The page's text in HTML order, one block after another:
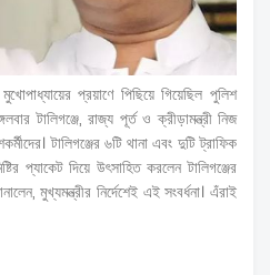
প্রয়াণে পিছিয়ে গিয়েছিল পুলিশ
টালিগঞ্জে, রাজ্য পূর্ত ও ক্রীড়ামন্ত্রী নিজ
টালিগঞ্জের ৬টি থানা এবং দুটি ট্রাফিক
প্যাকেট দিয়ে উৎসাহিত করলেন টালিগঞ্জের
মুখ্যমন্ত্রীর নির্দেশেই এই সংবর্ধনা। এঁরাই